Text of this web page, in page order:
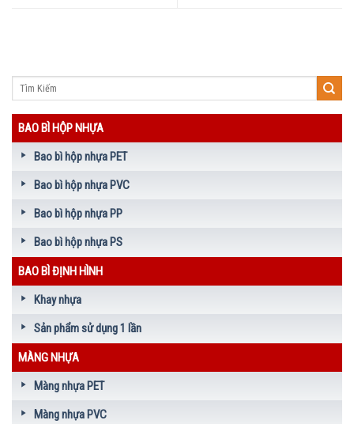
BAO BÌ HỘP NHỰA
Bao bì hộp nhựa PET
Bao bì hộp nhựa PVC
Bao bì hộp nhựa PP
Bao bì hộp nhựa PS
BAO BÌ ĐỊNH HÌNH
Khay nhựa
Sản phẩm sử dụng 1 lần
MÀNG NHỰA
Màng nhựa PET
Màng nhựa PVC